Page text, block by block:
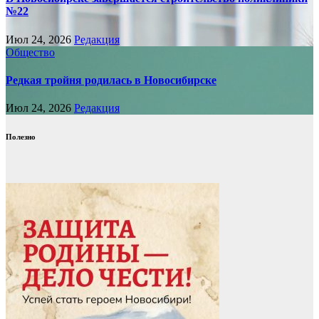
№22
Июл 24, 2026 Редакция
Общество
Редкая тройня родилась в Новосибирске
Июл 24, 2026 Редакция
Полезно